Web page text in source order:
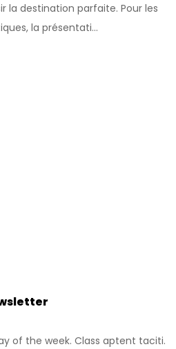
la destination parfaite. Pour les
la présentati...
of the week. Class aptent taciti.